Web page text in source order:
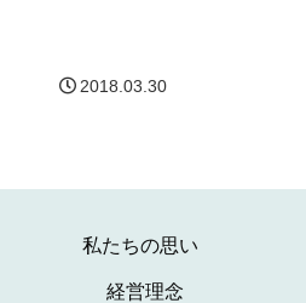
2018.03.30
私たちの思い
経営理念